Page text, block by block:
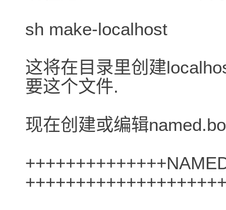
sh make-localhost
这将在目录里创建
要这个文件.
现在创建或编辑